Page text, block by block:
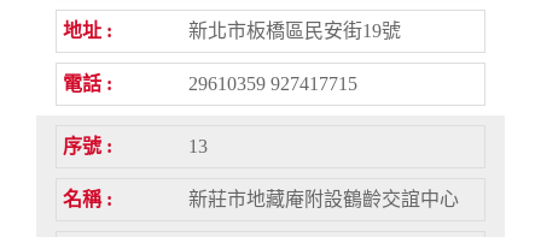
新北市板橋區民安街19號
29610359 927417715
13
新莊市地藏庵附設鶴齡交誼中心